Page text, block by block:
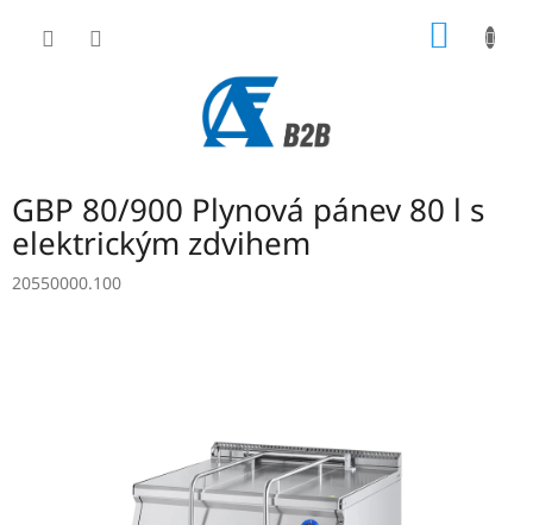
GBP 80/900 Plynová pánev 80 l s
elektrickým zdvihem
20550000.100